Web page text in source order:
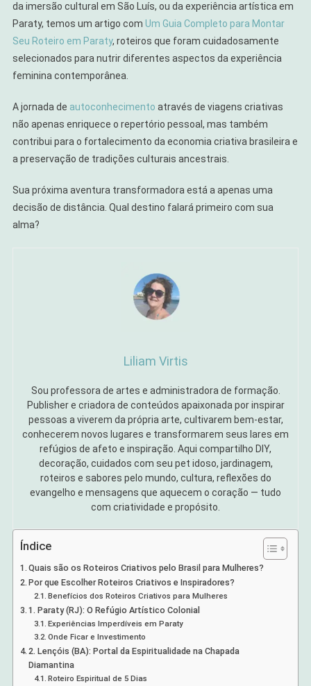
da imersão cultural em São Luís, ou da experiência artística em
Paraty, temos um artigo com Um Guia Completo para Montar
Seu Roteiro em Paraty, roteiros que foram cuidadosamente
selecionados para nutrir diferentes aspectos da experiência
feminina contemporânea.
A jornada de autoconhecimento através de viagens criativas
não apenas enriquece o repertório pessoal, mas também
contribui para o fortalecimento da economia criativa brasileira e
a preservação de tradições culturais ancestrais.
Sua próxima aventura transformadora está a apenas uma
decisão de distância. Qual destino falará primeiro com sua
alma?
Liliam Virtis
Sou professora de artes e administradora de formação.
Publisher e criadora de conteúdos apaixonada por inspirar
pessoas a viverem da própria arte, cultivarem bem-estar,
conhecerem novos lugares e transformarem seus lares em
refúgios de afeto e inspiração. Aqui compartilho DIY,
decoração, cuidados com seu pet idoso, jardinagem,
roteiros e sabores pelo mundo, cultura, reflexões do
evangelho e mensagens que aquecem o coração — tudo
com criatividade e propósito.
Índice
Quais são os Roteiros Criativos pelo Brasil para Mulheres?
Por que Escolher Roteiros Criativos e Inspiradores?
Benefícios dos Roteiros Criativos para Mulheres
1. Paraty (RJ): O Refúgio Artístico Colonial
Experiências Imperdíveis em Paraty
Onde Ficar e Investimento
2. Lençóis (BA): Portal da Espiritualidade na Chapada
Diamantina
Roteiro Espiritual de 5 Dias